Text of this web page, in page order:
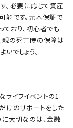
。必要に応じて資産
能です。元本保証で
おり、初心者でも
親の死亡時の保障は
でしょう。
ライフイベントの1
けのサポートをした
に大切なのは、金融